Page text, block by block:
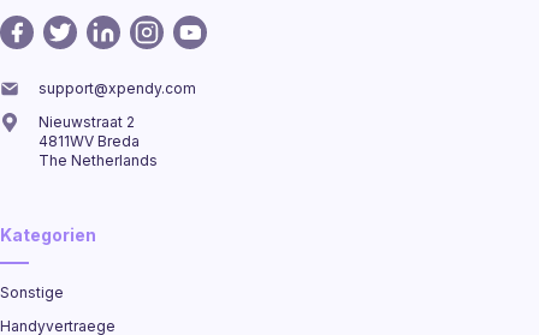
support@xpendy.com
Nieuwstraat 2
4811WV Breda
The Netherlands
Kategorien
Sonstige
Handyvertraege